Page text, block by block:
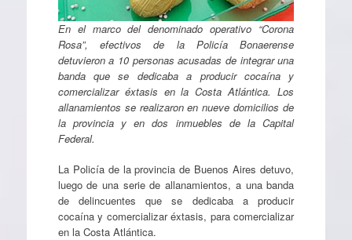
En el marco del denominado operativo “Corona
Rosa”, efectivos de la Policía Bonaerense
detuvieron a 10 personas acusadas de integrar una
banda que se dedicaba a producir cocaína y
comercializar éxtasis en la Costa Atlántica. Los
allanamientos se realizaron en nueve domicilios de
la provincia y en dos inmuebles de la Capital
Federal.
La Policía de la provincia de Buenos Aires detuvo,
luego de una serie de allanamientos, a una banda
de delincuentes que se dedicaba a producir
cocaína y comercializar éxtasis, para comercializar
en la Costa Atlántica.